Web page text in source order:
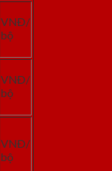
VNĐ/
bộ
VNĐ/
bộ
VNĐ/
bộ